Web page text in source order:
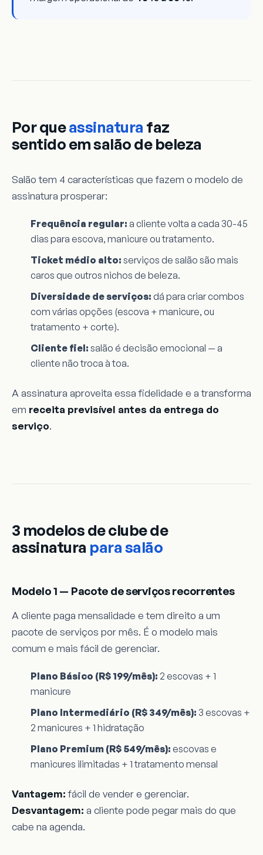
Por queassinatura faz
sentido em salão de beleza
Salão tem 4 características que fazem o modelo de
assinatura prosperar:
Frequência regular: a cliente volta a cada 30-45
dias para escova, manicure ou tratamento.
Ticket médio alto: serviços de salão são mais
caros que outros nichos de beleza.
Diversidade de serviços: dá para criar combos
com várias opções (escova + manicure, ou
tratamento + corte).
Cliente fiel: salão é decisão emocional — a
cliente não troca à toa.
A assinatura aproveita essa fidelidade e a transforma
em receita previsível antes da entrega do
serviço.
3 modelos de clube de
assinatura para salão
Modelo 1 — Pacote de serviços recorrentes
A cliente paga mensalidade e tem direito a um
pacote de serviços por mês. É o modelo mais
comum e mais fácil de gerenciar.
Plano Básico (R$ 199/mês): 2 escovas + 1
manicure
Plano Intermediário (R$ 349/mês): 3 escovas +
2 manicures + 1 hidratação
Plano Premium (R$ 549/mês): escovas e
manicures ilimitadas + 1 tratamento mensal
Vantagem:fácil de vender e gerenciar.
Desvantagem: a cliente pode pegar mais do que
cabe na agenda.